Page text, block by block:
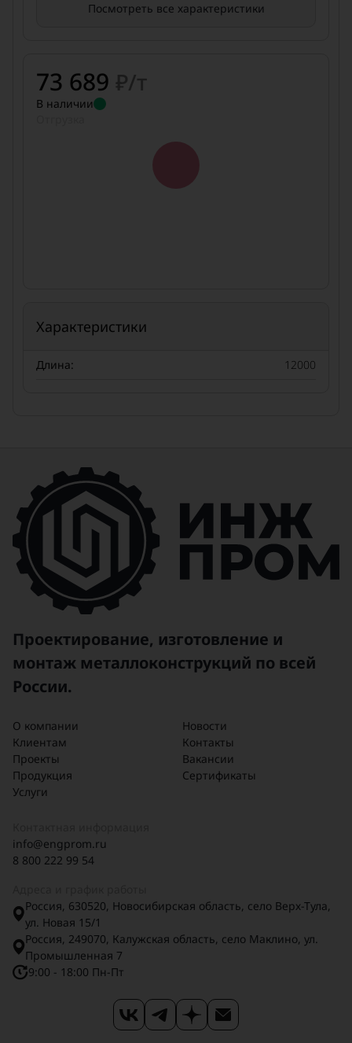
Посмотреть все характеристики
73 689 ₽/т
В наличии
Характеристики
Длина: 12000
Проектирование, изготовление и
монтаж металлоконструкций по всей
России.
О компании
Клиентам
Проекты
Продукция
Услуги
Новости
Контакты
Вакансии
Сертификаты
info@engprom.ru
8 800 222 99 54
Россия, 630520, Новосибирская область, село Верх-Тула,
ул. Новая 15/1
Россия, 249070, Калужская область, село Маклино, ул.
Промышленная 7
9:00 - 18:00 Пн-Пт